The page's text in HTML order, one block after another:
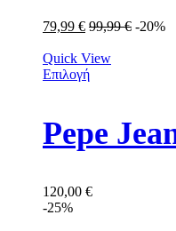
79,99 € 99,99€ -20%
Quick View
Επιλογή
Pepe
120,00 €
-25%